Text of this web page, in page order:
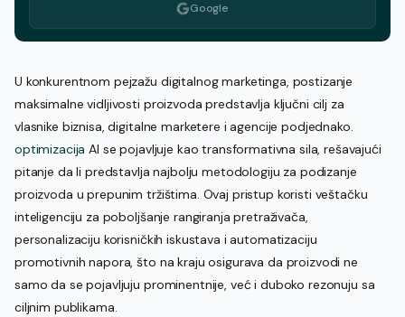
Google
U konkurentnom pejzažu digitalnog marketinga, postizanje
maksimalne vidljivosti proizvoda predstavlja ključni cilj za
vlasnike biznisa, digitalne marketere i agencije podjednako.
optimizacija AI se pojavljuje kao transformativna sila, rešavajući
pitanje da li predstavlja najbolju metodologiju za podizanje
proizvoda u prepunim tržištima. Ovaj pristup koristi veštačku
inteligenciju za poboljšanje rangiranja pretraživača,
personalizaciju korisničkih iskustava i automatizaciju
promotivnih napora, što na kraju osigurava da proizvodi ne
samo da se pojavljuju prominentnije, već i duboko rezonuju sa
ciljnim publikama.